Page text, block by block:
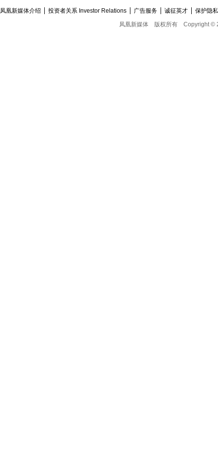
凤凰新媒体介绍 投资者关系 Investor Relations 广告服务 诚征英才
保护隐
凤凰新媒体
版权所有 Copyright ©